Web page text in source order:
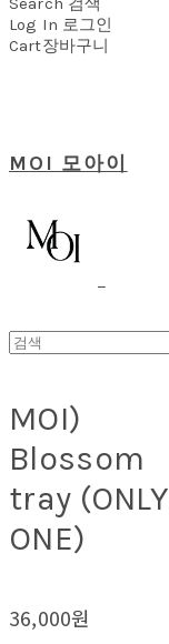
Log In 로그인
Cart장바구니
MOI 모아이
MOI)
Blossom
tray (ONLY
ONE)
36,000원